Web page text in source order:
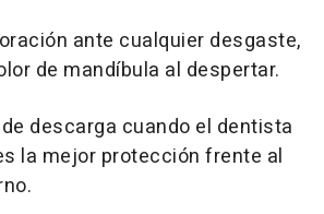
ante cualquier desgaste,
de mandíbula al despertar.
descarga cuando el dentista
la mejor protección frente al